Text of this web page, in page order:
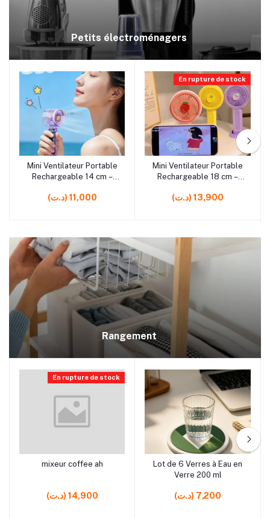
Petits électroménagers
rrrrrr6
Ajouter au panier
Mini Ventilateur Portable
Rechargeable 14 cm –
Bureau
(د.ت) 11,000
rrrrrr0 rrrrrr0 rrrrrr0
En rupture de stock
Ajouter au panier
Mini Ventilateur Portable
Rechargeable 18 cm –
Compact en Plastique
(د.ت) 13,900
Rangement
En rupture de stock
Ajouter au panier
mixeur coffee ah
(د.ت) 14,900
rrrrrr5
Ajouter au panier
Lot de 6 Verres à Eau en
Verre 200 ml
(د.ت) 7,200